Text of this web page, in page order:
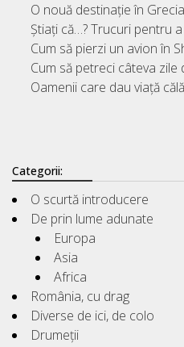
O nouă destinație în
Știați că…? Trucuri pentru
Cum să pierzi un avion în
Cum să petreci câteva zile
Oamenii care dau viață
Categorii:
O scurtă introducere
De prin lume adunate
Europa
Asia
Africa
România, cu drag
Diverse de ici, de colo
Drumeții